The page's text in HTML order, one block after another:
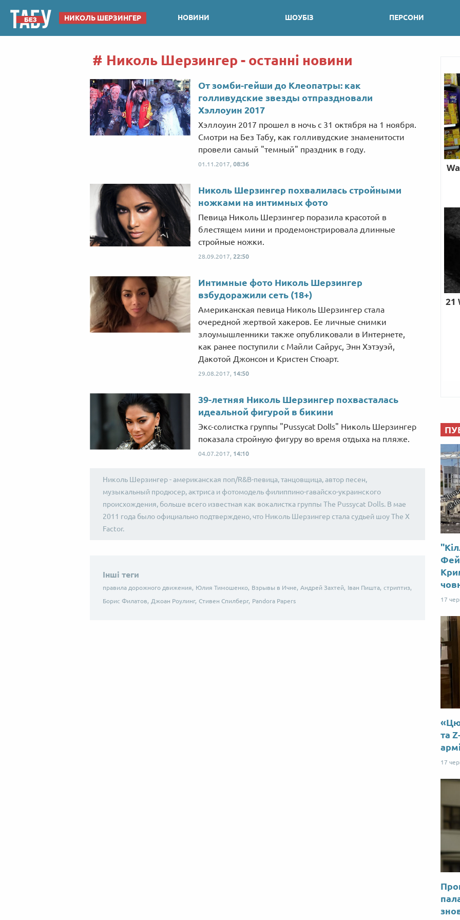
НИКОЛЬ ШЕРЗИНГЕР НОВИНИ ШОУБІЗ ПЕРСОНИ
Николь Шерзингер - останні новини
От зомби-гейши до Клеопатры: как
голливудские звезды отпраздновали
Хэллоуин 2017
Хэллоуин 2017 прошел в ночь с 31 октября на 1 ноября.
Смотри на Без Табу, как голливудские знаменитости
провели самый "темный" праздник в году.
01.11.2017, 08:36
Николь Шерзингер похвалилась стройными
ножками на интимных фото
Певица Николь Шерзингер поразила красотой в
блестящем мини и продемонстрировала длинные
стройные ножки.
28.09.2017, 22:50
Интимные фото Николь Шерзингер
взбудоражили сеть (18+)
Американская певица Николь Шерзингер стала
очередной жертвой хакеров. Ее личные снимки
злоумышленники также опубликовали в Интернете,
как ранее поступили с Майли Сайрус, Энн Хэтэуэй,
Дакотой Джонсон и Кристен Стюарт.
29.08.2017, 14:50
39-летняя Николь Шерзингер похвасталась
идеальной фигурой в бикини
Экс-солистка группы "Pussycat Dolls" Николь Шерзингер
показала стройную фигуру во время отдыха на пляже.
04.07.2017, 14:10
Николь Шерзингер - американская поп/R&B-певица, танцовщица, автор песен,
музыкальный продюсер, актриса и фотомодель филиппино-гавайско-украинского
происхождения, больше всего известная как вокалистка группы The Pussycat Dolls. В мае
2011 года было официально подтверждено, что Николь Шерзингер стала судьей шоу The X
Factor.
Інші теги
правила дорожного движения, Юлия Тимошенко, Взрывы в Ичне, Андрей Захтей, Іван Пишта, стриптиз,
Борис Филатов, Джоан Роулинг, Стивен Спилберг, Pandora Papers 17
«Цю
та
17